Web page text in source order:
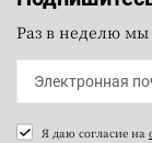
Раз в неделю
Я даю согласие на